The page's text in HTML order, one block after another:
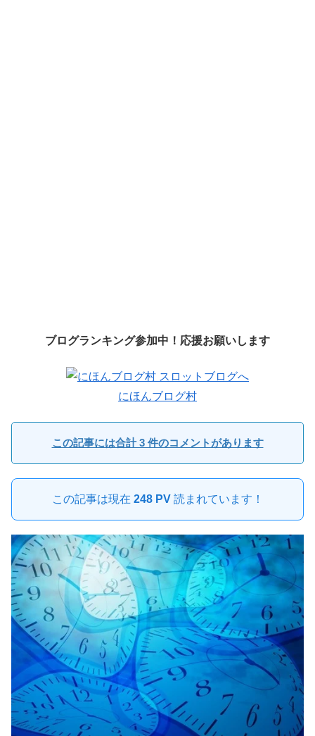
ブログランキング参加中！応援お願いします
にほんブログ村
この記事には合計 3 件のコメントがあります
この記事は現在 248 PV読まれています！